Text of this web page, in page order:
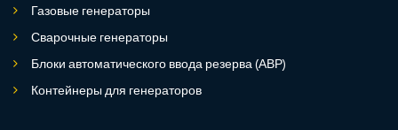
Газовые генераторы
Сварочные генераторы
Блоки автоматического ввода резерва (АВР)
Контейнеры для генераторов